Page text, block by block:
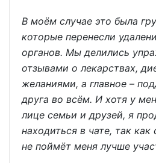
В моём случае это была
которые перенесли
органов. Мы делились
отзывами о лекарствах,
желаниями, а главное –
друга во всём. И хотя у
лице семьи и друзей, я
находиться в чате, так как
не поймёт меня лучше